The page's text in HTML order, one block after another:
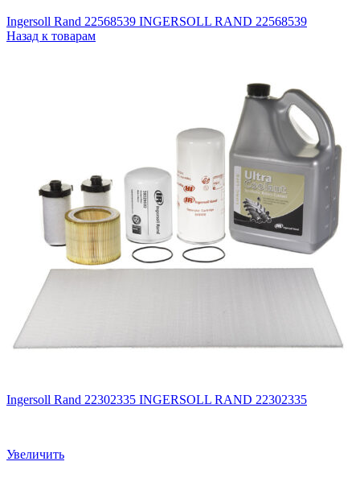
Ingersoll Rand 22568539 INGERSOLL RAND 22568539
Назад к товарам
Ingersoll Rand 22302335 INGERSOLL RAND 22302335
Увеличить